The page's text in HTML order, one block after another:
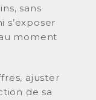
sans
s’exposer
moment
ajuster
de sa